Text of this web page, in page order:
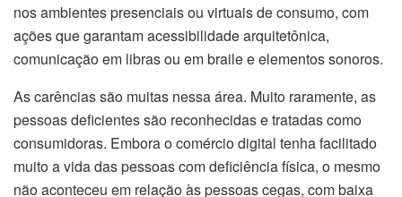
nos ambientes presenciais ou virtuais de consumo, com
ações que garantam acessibilidade arquitetônica,
comunicação em libras ou em braile e elementos sonoros.
As carências são muitas nessa área. Muito raramente, as
pessoas deficientes são reconhecidas e tratadas como
consumidoras. Embora o comércio digital tenha facilitado
muito a vida das pessoas com deficiência física, o mesmo
não aconteceu em relação às pessoas cegas, com baixa